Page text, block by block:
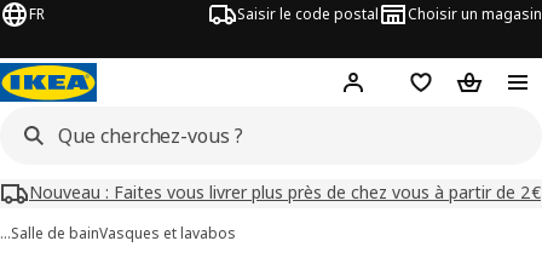
FR Saisir le code postal Choisir un magasin
Mon compteFavorisPanier
Nouveau : Faites vous livrer plus près de chez vous à partir de 2€
…Salle de bainVasques et lavabos